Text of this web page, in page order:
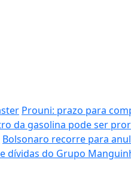
Prouni: prazo para
da gasolina pode ser
Bolsonaro recorre para
dívidas do Grupo